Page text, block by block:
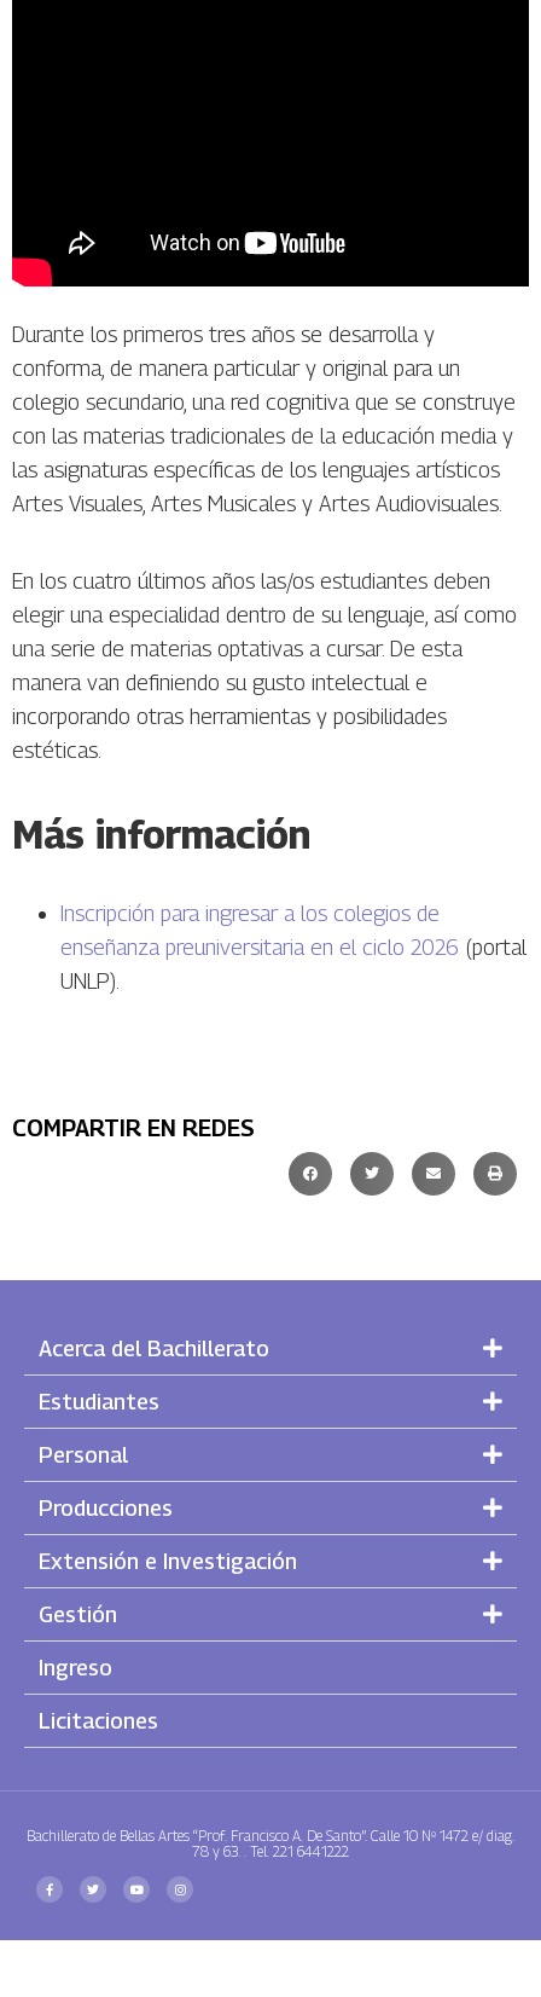
Durante los primeros tres años se desarrolla y
conforma, de manera particular y original para un
colegio secundario, una red cognitiva que se construye
con las materias tradicionales de la educación media y
las asignaturas específicas de los lenguajes artísticos
Artes Visuales, Artes Musicales y Artes Audiovisuales.
En los cuatro últimos años las/os estudiantes deben
elegir una especialidad dentro de su lenguaje, así como
una serie de materias optativas a cursar. De esta
manera van definiendo su gusto intelectual e
incorporando otras herramientas y posibilidades
estéticas.
Más información
Inscripción para ingresar a los colegios de
enseñanza preuniversitaria en el ciclo 2026 (portal
UNLP).
COMPARTIR EN REDES
Acerca del Bachillerato
Estudiantes
Personal
Producciones
Extensión e Investigación
Gestión
Ingreso
Licitaciones
Bachillerato de Bellas Artes “Prof. Francisco A. De Santo”. Calle 10 Nº 1472 e/ diag.
78 y 63. . Tel. 221 6441222